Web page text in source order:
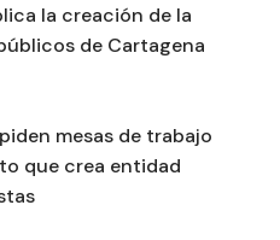
la creación de la
de Cartagena
mesas de trabajo
que crea entidad